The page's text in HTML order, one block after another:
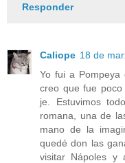
Responder
Caliope 18 de
Yo fui a Pompeya
creo que fue
je. Estuvimos
romana, una de
mano de la
quedé don las
visitar Nápoles y